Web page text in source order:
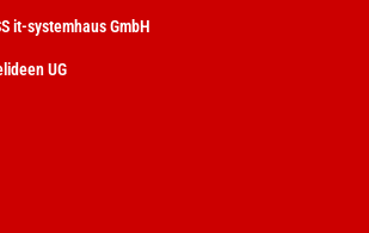
it-systemhaus GmbH
UG